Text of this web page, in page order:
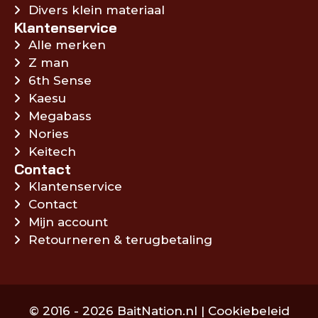
Divers klein materiaal
Klantenservice
Alle merken
Z man
6th Sense
Kaesu
Megabass
Nories
Keitech
Contact
Klantenservice
Contact
Mijn account
Retourneren & terugbetaling
© 2016 - 2026 BaitNation.nl | Cookiebeleid